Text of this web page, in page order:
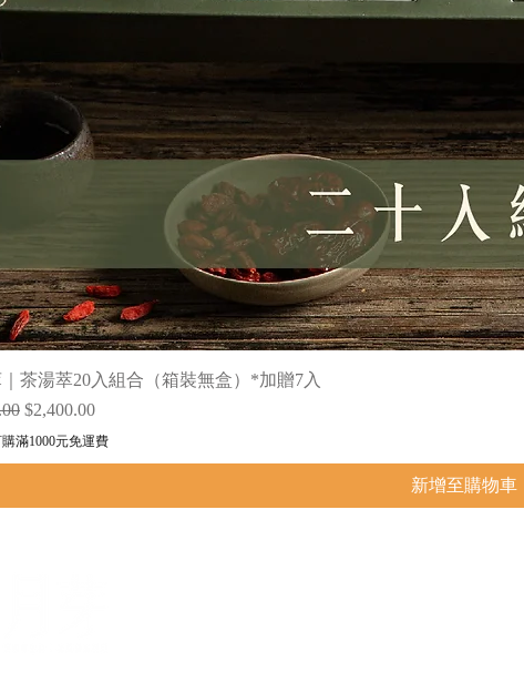
茶湯萃20入組合（箱裝無盒）*加贈7入
促銷價格
$2,400.00
購滿1000元免運費
新增至購物車